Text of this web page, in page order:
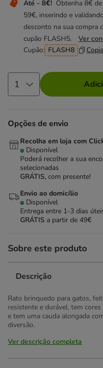
Até - 8€! Obtenha 8€
59€, inserindo e
desconto na sua compra
cupão FLASH5.
Ver
Cupão: FLASH8
Opções de envio
Recolha em loja com
Disponível
Poderá recolher a sua
selecionadas
GRÁTIS, com presente!
Envio ao domicílio
Disponível
Entrega entre 1-3 dias
GRÁTIS a partir de 49€
Sobre este produto
Descrição
Rato brinquedo para gatos,
resistente e durável, tem
e tem uma cauda alongada
diversão.
Ver descrição completa